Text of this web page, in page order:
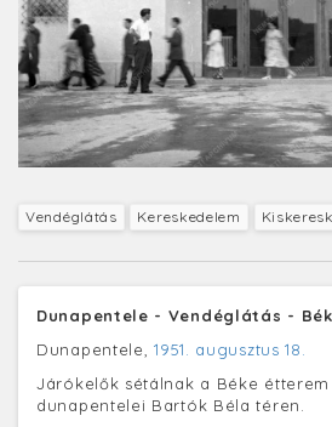
Vendéglátás Kereskedelem
Dunapentele - Vendéglátás -
Dunapentele,1951. augusztus 18.
Járókelők sétálnak a Béke
dunapentelei Bartók Béla téren.